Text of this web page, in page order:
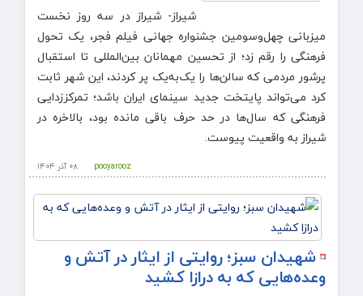
شیراز- شیراز در سه روز نخست
میزبانی چهل‌وسومین جشنواره جهانی فیلم فجر، یک تحول
فرهنگی را رقم زد؛ از تحسین مهمانان بین‌المللی تا استقبال
پرشور مردمی که سالن‌ها را یک‌به‌یک پر کردند، این شهر ثابت
کرد می‌تواند پایتخت جدید سینمای ایران باشد؛ تمرکززدایی
فرهنگی که سال‌ها در حد حرف باقی مانده بود، بالاخره در
شیراز به واقعیت پیوست.
۰۸ آذر ۱۴۰۴ pooyarooz
شهیدان سبز؛ روایتی از ایثار در آتش و
وعده‌هایی که به درازا کشید